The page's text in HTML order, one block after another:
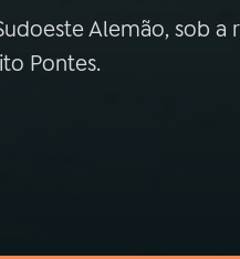
Alemão, sob a
Pontes.